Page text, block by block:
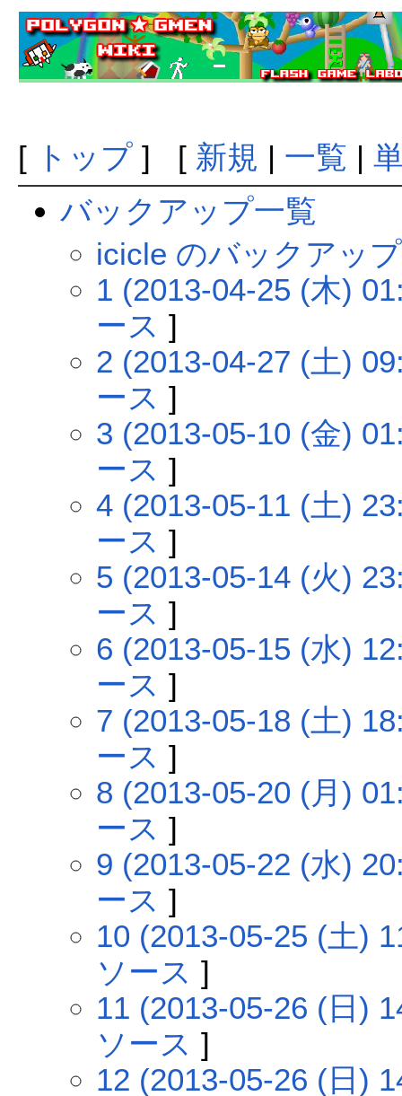
[ トップ] [ 新規 | 一覧 |
バックアップ一覧
icicle のバックアッ
1 (2013-04-25 (木)
ース ]
2 (2013-04-27 (土)
ース ]
3 (2013-05-10 (金)
ース ]
4 (2013-05-11 (土)
ース ]
5 (2013-05-14 (火)
ース ]
6 (2013-05-15 (水)
ース ]
7 (2013-05-18 (土)
ース ]
8 (2013-05-20 (月)
ース ]
9 (2013-05-22 (水)
ース ]
10 (2013-05-25 (土)
ソース ]
11 (2013-05-26 (日)
ソース ]
12 (2013-05-26 (日)